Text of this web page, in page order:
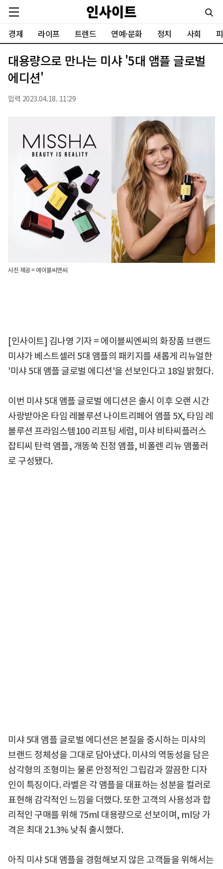
경제 라이프 트렌드 연예·문화 정치 사회
대용량으로 만나는 미샤 '5대 앰플 글로벌
에디션'
입력 2023.04.18. 11:29
사진 제공 = 에이블씨엔씨
[인사이트] 김나영 기자 = 에이블씨엔씨의 화장품 브랜드
미샤가 베스트셀러 5대 앰플의 패키지를 새롭게 리뉴얼한
'미샤 5대 앰플 글로벌 에디션'을 선보인다고 18일 밝혔다.
이번 미샤 5대 앰플 글로벌 에디션은 출시 이후 오랜 시간
사랑받아온 타임 레볼루션 나이트리페어 앰플 5X, 타임 레
볼루션 프라임스템100 리프팅 세럼, 미샤 비타씨플러스
잡티씨 탄력 앰플, 개똥쑥 진정 앰플, 비폴렌 리뉴 앰풀러
로 구성됐다.
미샤 5대 앰플 글로벌 에디션은 본질을 중시하는 미샤의
브랜드 정체성을 그대로 담아냈다. 미샤의 역동성을 담은
삼각형의 조형미는 물론 안정적인 그립감과 깔끔한 디자
인이 특징이다. 라벨은 각 앰플을 대표하는 성분을 컬러로
표현해 감각적인 느낌을 더했다. 또한 고객의 사용성과 합
리적인 구매를 위해 75ml 대용량으로 선보이며, ml당 가
격은 최대 21.3% 낮춰 출시했다.
아직 미샤 5대 앰플을 경험해보지 않은 고객들을 위해서는